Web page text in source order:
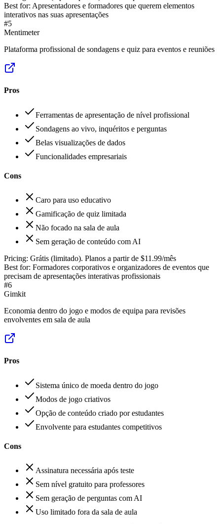
Best for: Apresentadores e formadores que querem elementos
interativos nas suas apresentações
#5
Mentimeter
Plataforma profissional de sondagens e quiz para eventos e reuniões
Pros
Ferramentas de apresentação de nível profissional
Sondagens ao vivo, inquéritos e perguntas
Belas visualizações de dados
Funcionalidades empresariais
Cons
Caro para uso educativo
Gamificação de quiz limitada
Não focado na sala de aula
Sem geração de conteúdo com AI
Pricing: Grátis (limitado). Planos a partir de $11.99/mês
Best for: Formadores corporativos e organizadores de eventos que
precisam de apresentações interativas profissionais
#6
Gimkit
Economia dentro do jogo e modos de equipa para revisões
envolventes em sala de aula
Pros
Sistema único de moeda dentro do jogo
Modos de jogo criativos
Opção de conteúdo criado por estudantes
Envolvente para estudantes competitivos
Cons
Assinatura necessária após teste
Sem nível gratuito para professores
Sem geração de perguntas com AI
Uso limitado fora da sala de aula